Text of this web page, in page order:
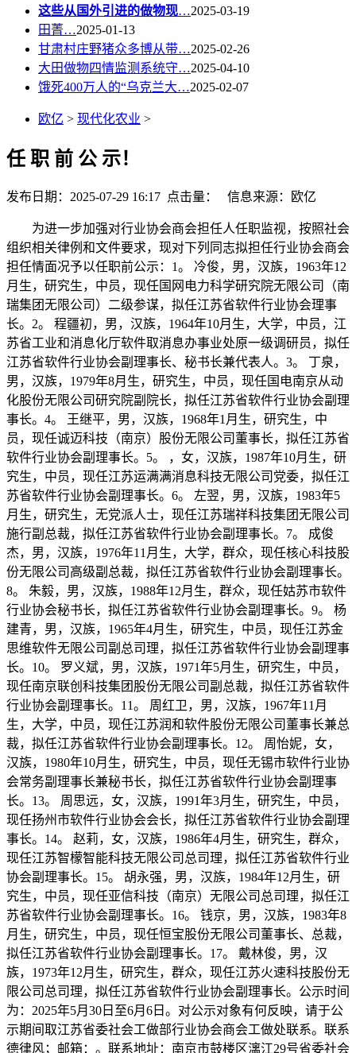
这些从国外引进的做物现…2025-03-19
田菁…2025-01-13
甘肃村庄野猪众多博从带…2025-02-26
大田做物四情监测系统守…2025-04-10
饿死400万人的“乌克兰大…2025-02-07
欧亿 > 现代化农业 >
任 职 前 公 示！
发布日期：2025-07-29 16:17 点击量： 信息来源：欧亿
为进一步加强对行业协会商会担任人任职监视，按照社会
组织相关律例和文件要求，现对下列同志拟担任行业协会商会
担任情面况予以任职前公示：1。 冷俊，男，汉族，1963年12
月生，研究生，中员，现任国网电力科学研究院无限公司（南
瑞集团无限公司）二级参谋，拟任江苏省软件行业协会理事
长。2。 程疆初，男，汉族，1964年10月生，大学，中员，江
苏省工业和消息化厅软件取消息办事业处原一级调研员，拟任
江苏省软件行业协会副理事长、秘书长兼代表人。3。 丁泉，
男，汉族，1979年8月生，研究生，中员，现任国电南京从动
化股份无限公司研究院副院长，拟任江苏省软件行业协会副理
事长。4。 王继平，男，汉族，1968年1月生，研究生，中
员，现任诚迈科技（南京）股份无限公司董事长，拟任江苏省
软件行业协会副理事长。5。 ，女，汉族，1987年10月生，研
究生，中员，现任江苏运满满消息科技无限公司党委，拟任江
苏省软件行业协会副理事长。6。 左翌，男，汉族，1983年5
月生，研究生，无党派人士，现任江苏瑞祥科技集团无限公司
施行副总裁，拟任江苏省软件行业协会副理事长。7。 成俊
杰，男，汉族，1976年11月生，大学，群众，现任核心科技股
份无限公司高级副总裁，拟任江苏省软件行业协会副理事长。
8。 朱毅，男，汉族，1988年12月生，群众，现任姑苏市软件
行业协会秘书长，拟任江苏省软件行业协会副理事长。9。 杨
建青，男，汉族，1965年4月生，研究生，中员，现任江苏金
思维软件无限公司副总司理，拟任江苏省软件行业协会副理事
长。10。 罗义斌，男，汉族，1971年5月生，研究生，中员，
现任南京联创科技集团股份无限公司副总裁，拟任江苏省软件
行业协会副理事长。11。 周红卫，男，汉族，1967年11月
生，大学，中员，现任江苏润和软件股份无限公司董事长兼总
裁，拟任江苏省软件行业协会副理事长。12。 周怡妮，女，
汉族，1980年10月生，研究生，中员，现任无锡市软件行业协
会常务副理事长兼秘书长，拟任江苏省软件行业协会副理事
长。13。 周思远，女，汉族，1991年3月生，研究生，中员，
现任扬州市软件行业协会会长，拟任江苏省软件行业协会副理
事长。14。 赵莉，女，汉族，1986年4月生，研究生，群众，
现任江苏智檬智能科技无限公司总司理，拟任江苏省软件行业
协会副理事长。15。 胡永强，男，汉族，1984年12月生，研
究生，中员，现任亚信科技（南京）无限公司总司理，拟任江
苏省软件行业协会副理事长。16。 钱京，男，汉族，1983年8
月生，研究生，中员，现任恒宝股份无限公司董事长、总裁，
拟任江苏省软件行业协会副理事长。17。 戴林俊，男，汉
族，1973年12月生，研究生，群众，现任江苏火速科技股份无
限公司总司理，拟任江苏省软件行业协会副理事长。公示时间
为：2025年5月30日至6月6日。对公示对象有何反映，请于公
示期间取江苏省委社会工做部行业协会商会工做处联系。联系
德律风；邮箱：。联系地址：南京市鼓楼区漓江29号省委社会